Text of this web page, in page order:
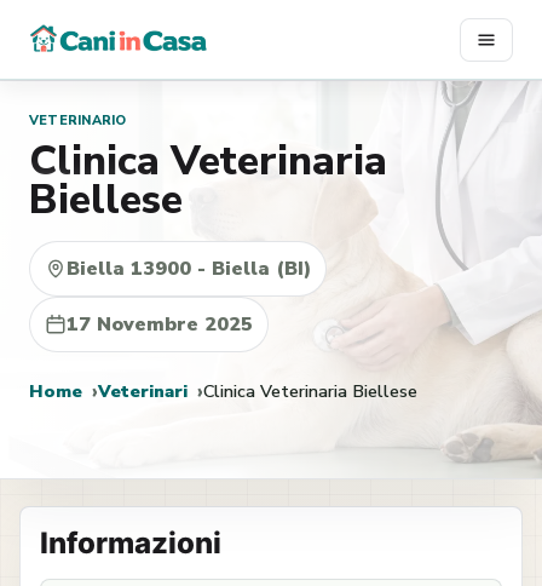
contenuto
VETERINARIO
Clinica Veterinaria
Biellese
Biella 13900 - Biella (BI)
17 Novembre 2025
Home Veterinari Clinica Veterinaria Biellese
Informazioni